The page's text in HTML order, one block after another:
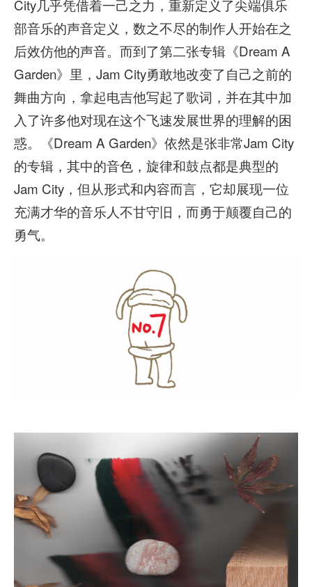
City几乎凭借着一己之力，重新定义了尖端俱乐
部音乐的声音定义，数之不尽的制作人开始在之
后效仿他的声音。而到了第二张专辑《Dream A
Garden》里，Jam City勇敢地改变了自己之前的
舞曲方向，拿起电吉他写起了歌词，并在其中加
入了许多他对现在这个飞速发展世界的理解的困
惑。《Dream A Garden》依然是张非常Jam City
的专辑，其中的音色，旋律和鼓点都是典型的
Jam City，但从形式和内容而言，它却展现一位
充满才华的音乐人不甘守旧，而勇于颠覆自己的
勇气。